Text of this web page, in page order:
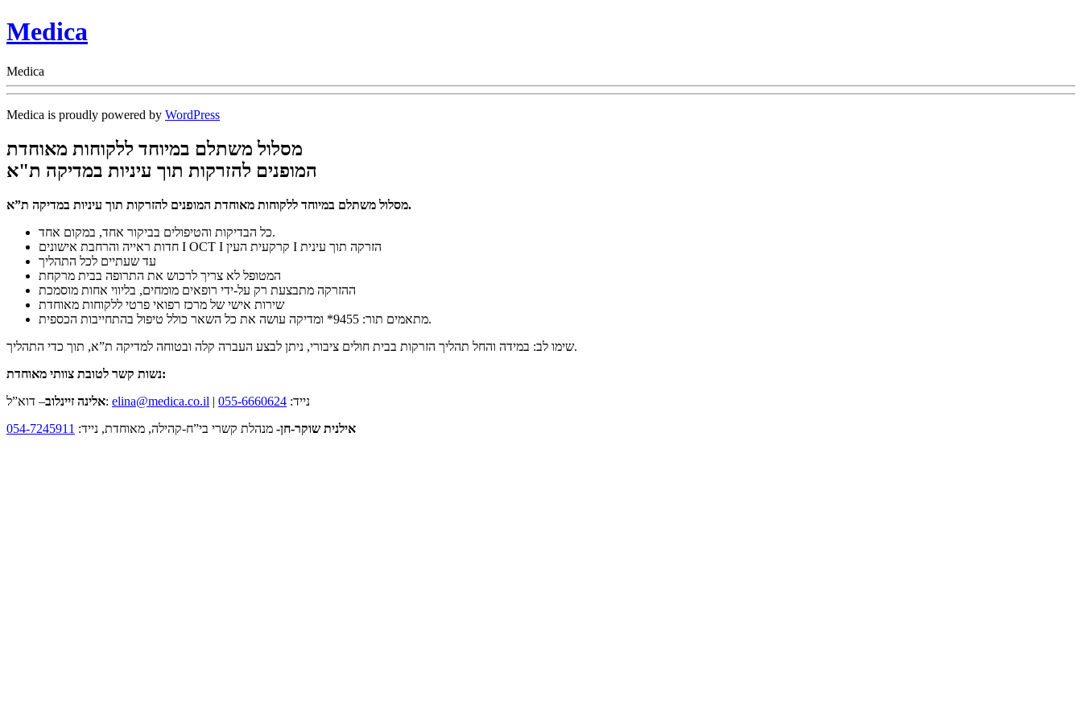
Medica
Medica
Medica is proudly powered by WordPress
מסלול משתלם במיוחד ללקוחות מאוחדת
המופנים להזרקות תוך עיניות במדיקה ת"א
מסלול משתלם במיוחד ללקוחות מאוחדת המופנים להזרקות תוך עיניות במדיקה ת”א.
כל הבדיקות והטיפולים בביקור אחד, במקום אחד.
חדות ראייה והרחבת אישונים I OCT I קרקעית העין I הזרקה תוך עינית
עד שעתיים לכל התהליך
המטופל לא צריך לרכוש את התרופה בבית מרקחת
ההזרקה מתבצעת רק על-ידי רופאים מומחים, בליווי אחות מוסמכת
שירות אישי של מרכז רפואי פרטי ללקוחות מאוחדת
מתאמים תור: 9455* ומדיקה עושה את כל השאר כולל טיפול בהתחייבות הכספית.
שימו לב: במידה והחל תהליך הזרקות בבית חולים ציבורי, ניתן לבצע העברה קלה ובטוחה למדיקה ת”א, תוך כדי התהליך.
נשות קשר לטובת צוותי מאוחדת:
אלינה זיינלוב– דוא”ל: elina@medica.co.il | נייד: 055-6660624
אילנית שוקר-חן- מנהלת קשרי בי”ח-קהילה, מאוחדת, נייד: 054-7245911